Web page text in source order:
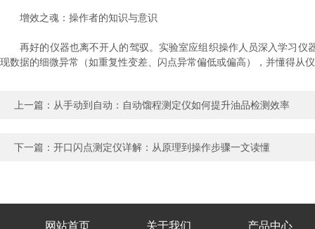
增效之魂：操作者的知识与意识
再好的仪器也离不开人的驾驭。实验室应组织操作人员深入学习仪
现数据的细微异常（如重复性变差、闪点异常偏低或偏高），并懂得从
上一篇： 从手动到自动：自动馏程测定仪如何提升油品检测效率
下一篇： 开口闪点测定仪详解：从原理到操作步骤一文读懂
网站首页 关于我们 产品中心